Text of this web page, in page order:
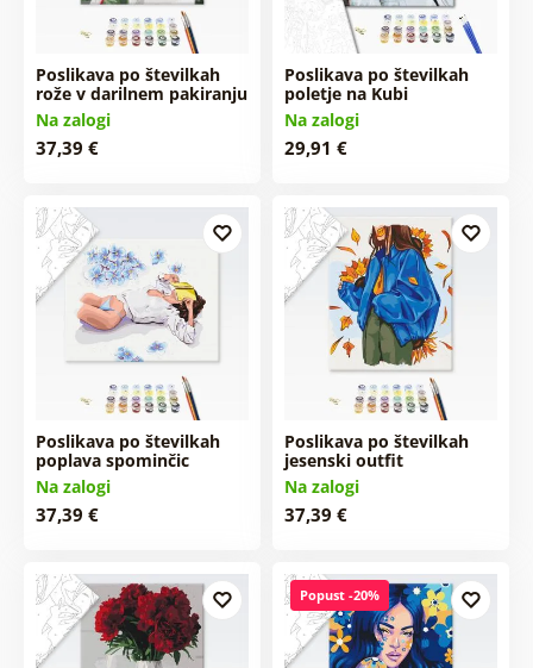
Poslikava po številkah
rože v darilnem pakiranju
Na zalogi
37,39 €
Poslikava po številkah
poletje na Kubi
Na zalogi
29,91 €
Poslikava po številkah
poplava spominčic
Na zalogi
37,39 €
Poslikava po številkah
jesenski outfit
Na zalogi
37,39 €
Popust -20%